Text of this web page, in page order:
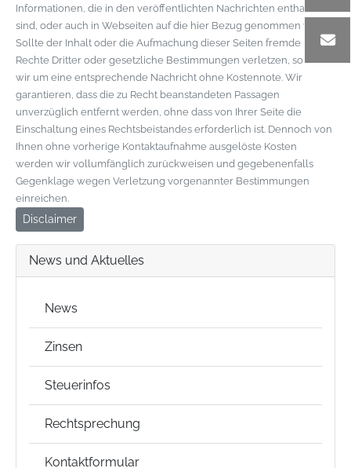
Informationen, die in den veröffentlichten Nachrichten enthalten
sind, oder auch in Webseiten auf die hier Bezug genommen wird.
Sollte der Inhalt oder die Aufmachung dieser Seiten fremde
Rechte Dritter oder gesetzliche Bestimmungen verletzen, so bitten
wir um eine entsprechende Nachricht ohne Kostennote. Wir
garantieren, dass die zu Recht beanstandeten Passagen
unverzüglich entfernt werden, ohne dass von Ihrer Seite die
Einschaltung eines Rechtsbeistandes erforderlich ist. Dennoch von
Ihnen ohne vorherige Kontaktaufnahme ausgelöste Kosten
werden wir vollumfänglich zurückweisen und gegebenenfalls
Gegenklage wegen Verletzung vorgenannter Bestimmungen
einreichen.
Disclaimer
News und Aktuelles
News
Zinsen
Steuerinfos
Rechtsprechung
Kontaktformular